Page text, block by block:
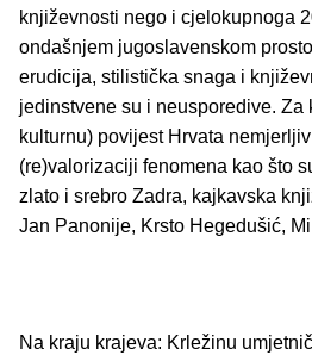
književnosti nego i cjelokupnoga
ondašnjem jugoslavenskom
erudicija, stilistička snaga i
jedinstvene su i neusporedive. Za
kulturnu) povijest Hrvata
(re)valorizaciji fenomena kao što
zlato i srebro Zadra, kajkavska
Jan Panonije, Krsto Hegedušić,
Na kraju krajeva: Krležinu